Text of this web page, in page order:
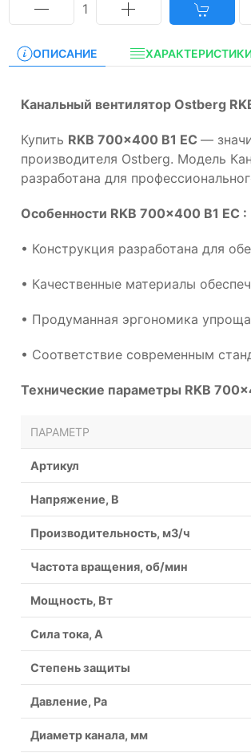
1
ОПИСАНИЕ
Канальный вентилятор Ostberg
Купить RKB 700x400 B1 EC —
производителя Ostberg. Модель
разработана для
Особенности RKB 700x400 B1 EC :
• Конструкция разработана для
• Качественные материалы
• Продуманная эргономика
• Соответствие современным
Технические параметры RKB
ПАРАМЕТР
Артикул
Напряжение, В
Производительность, м3/ч
Частота вращения, об/мин
Мощность, Вт
Сила тока, A
Степень защиты
Давление, Pa
Диаметр канала, мм